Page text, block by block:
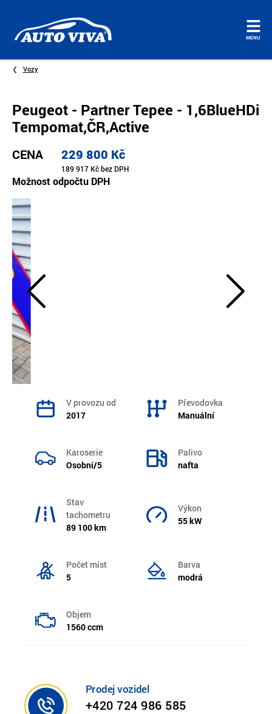
Úvodní
MENU
Vozy
Peugeot - Partner Tepee - 1,6BlueHDi
Tempomat,ČR,Active
CENA 229 800 Kč
189 917 Kč bez DPH
Možnost odpočtu DPH
V provozu od
2017
Převodovka
Manuální
Karoserie
Osobní/5
Palivo
nafta
Stav
tachometru
89 100 km
Výkon
55 kW
Počet míst
5
Barva
modrá
Objem
1560 ccm
Prodej vozidel
+420 724 986 585